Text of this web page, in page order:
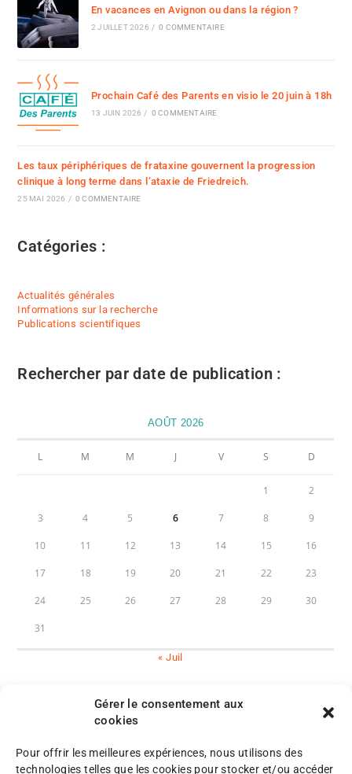
Gérer le consentement aux
cookies
Pour offrir les meilleures expériences, nous utilisons des
technologies telles que les cookies pour stocker et/ou accéder
En vacances en Avignon ou dans la région ?
2 JUILLET 2026 / 0 COMMENTAIRE
Prochain Café des Parents en visio le 20 juin à 18h
13 JUIN 2026 / 0 COMMENTAIRE
Les taux périphériques de frataxine gouvernent la progression
clinique à long terme dans l’ataxie de Friedreich.
25 MAI 2026 / 0 COMMENTAIRE
Catégories :
Actualités générales
Informations sur la recherche
Publications scientifiques
Rechercher par date de publication :
AOÛT 2026
L M M J V S D
1 2
3 4 5 6 7 8 9
10 11 12 13 14 15 16
17 18 19 20 21 22 23
24 25 26 27 28 29 30
31
« Juil
M